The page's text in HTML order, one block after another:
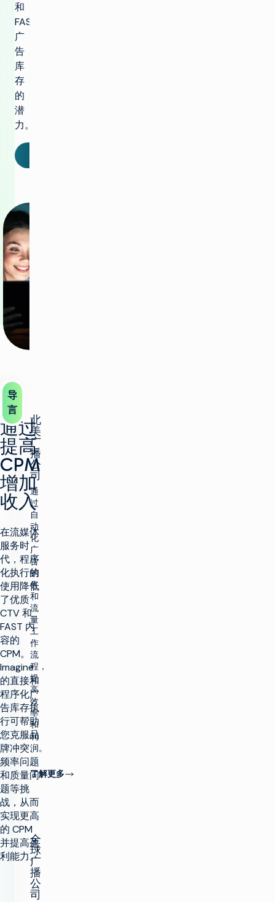
和
FAST
广
告
库
存
的
潜
力。
导
言
通过
提高
CPM
增加
收入
在流媒体
服务时
代，程序
化执行的
使用降低
了优质
CTV 和
FAST 内
容的
CPM。
Imagine
的直接和
程序化广
告库存执
行可帮助
您克服品
牌冲突、
频率问题
和质量问
题等挑
战，从而
实现更高
的 CPM
并提高盈
利能力。
北
美
广
播
公
司
通
过
自
动
化
广
告
销
售
和
流
量
工
作
流
程，
提
高
效
率
和
利
润。
了解更多
全
球
广
播
公
司